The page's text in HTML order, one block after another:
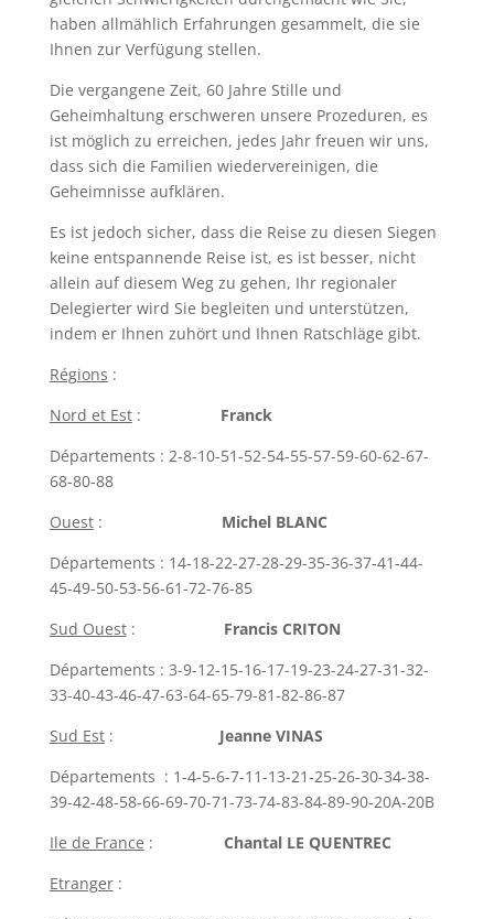
haben allmählich Erfahrungen gesammelt, die sie
Ihnen zur Verfügung stellen.
Die vergangene Zeit, 60 Jahre Stille und
Geheimhaltung erschweren unsere Prozeduren, es
ist möglich zu erreichen, jedes Jahr freuen wir uns,
dass sich die Familien wiedervereinigen, die
Geheimnisse aufklären.
Es ist jedoch sicher, dass die Reise zu diesen Siegen
keine entspannende Reise ist, es ist besser, nicht
allein auf diesem Weg zu gehen, Ihr regionaler
Delegierter wird Sie begleiten und unterstützen,
indem er Ihnen zuhört und Ihnen Ratschläge gibt.
Régions :
Nord et Est: Franck
Départements : 2-8-10-51-52-54-55-57-59-60-62-67-
68-80-88
Ouest: Michel BLANC
Départements : 14-18-22-27-28-29-35-36-37-41-44-
45-49-50-53-56-61-72-76-85
Sud Ouest: Francis CRITON
Départements : 3-9-12-15-16-17-19-23-24-27-31-32-
33-40-43-46-47-63-64-65-79-81-82-86-87
Sud Est: Jeanne VINAS
Départements : 1-4-5-6-7-11-13-21-25-26-30-34-38-
39-42-48-58-66-69-70-71-73-74-83-84-89-90-20A-20B
Ile de France : Chantal LE QUENTREC
Etranger: